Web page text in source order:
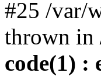
#25 /var/
thrown in
code(1) :